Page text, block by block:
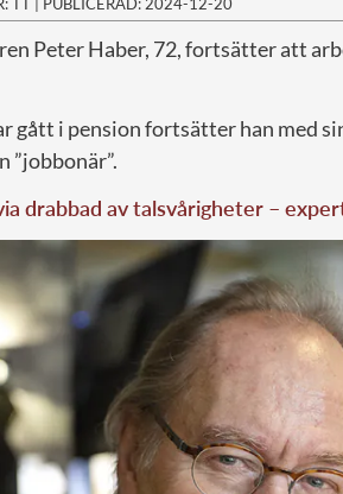
Peter Haber, 72, fortsätter att
gått i pension fortsätter han med
”jobbonär”.
drabbad av talsvårigheter –